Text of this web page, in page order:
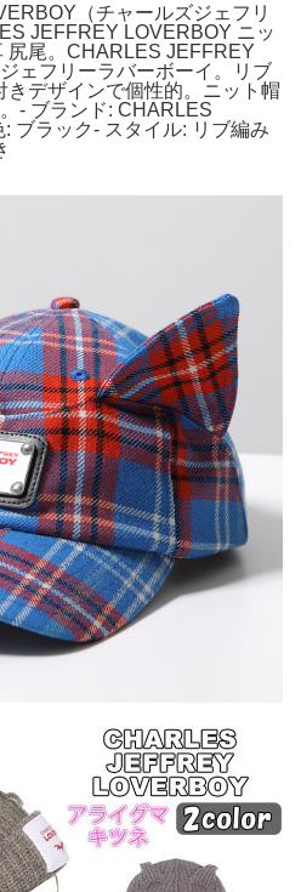
（チャールズジェフリ
JEFFREY LOVERBOY ニッ
尻尾。CHARLES JEFFREY
ェフリーラバーボーイ。リブ
デザインで個性的。ニット帽
- ブランド: CHARLES
ブラック- スタイル: リブ編み